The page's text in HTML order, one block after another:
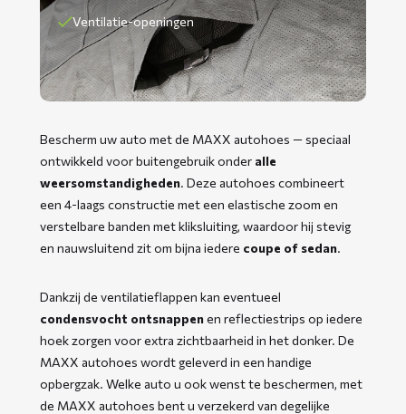
Ventilatie-openingen
Bescherm uw auto met de MAXX autohoes — speciaal
ontwikkeld voor buitengebruik onder alle
weersomstandigheden. Deze autohoes combineert
een 4-laags constructie met een elastische zoom en
verstelbare banden met kliksluiting, waardoor hij stevig
en nauwsluitend zit om bijna iedere coupe of sedan.
Dankzij de ventilatieflappen kan eventueel
condensvocht ontsnappenen reflectiestrips op iedere
hoek zorgen voor extra zichtbaarheid in het donker. De
MAXX autohoes wordt geleverd in een handige
opbergzak. Welke auto u ook wenst te beschermen, met
de MAXX autohoes bent u verzekerd van degelijke